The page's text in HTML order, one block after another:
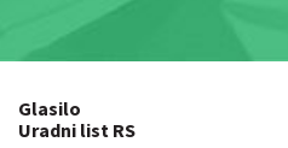
Glasilo
Uradni list RS